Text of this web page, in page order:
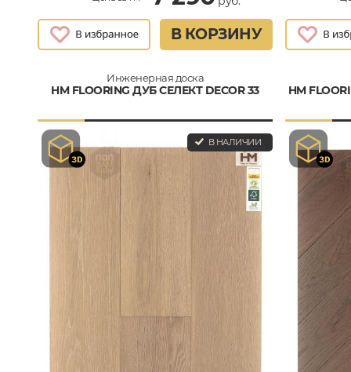
В КОРЗИНУ
Инженерная доска
HM FLOORING ДУБ СЕЛЕКТ DECOR 33
В НАЛИЧИИ
HM